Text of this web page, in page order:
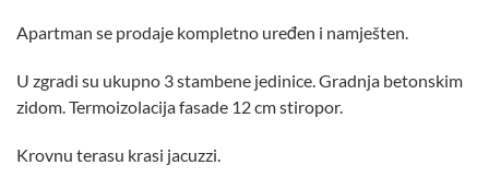
Apartman se prodaje kompletno uređen i namješten.
U zgradi su ukupno 3 stambene jedinice. Gradnja betonskim
zidom. Termoizolacija fasade 12 cm stiropor.
Krovnu terasu krasi jacuzzi.